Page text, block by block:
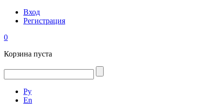
Вход
Регистрация
0
Корзина пуста
Ру
En